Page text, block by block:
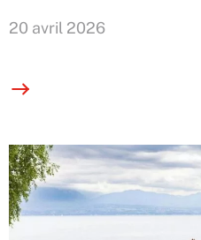
20 avril 2026